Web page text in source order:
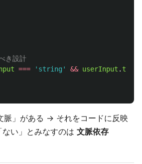
き設計
=== ' string ' && userInput . trim
脈」がある → それをコードに反映
ない」とみなすのは 文脈依存